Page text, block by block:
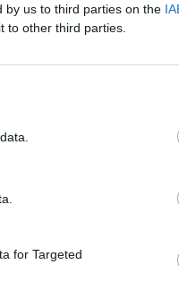
by us to third parties on the
to other third parties.
for Targeted
Representative
in Greece -